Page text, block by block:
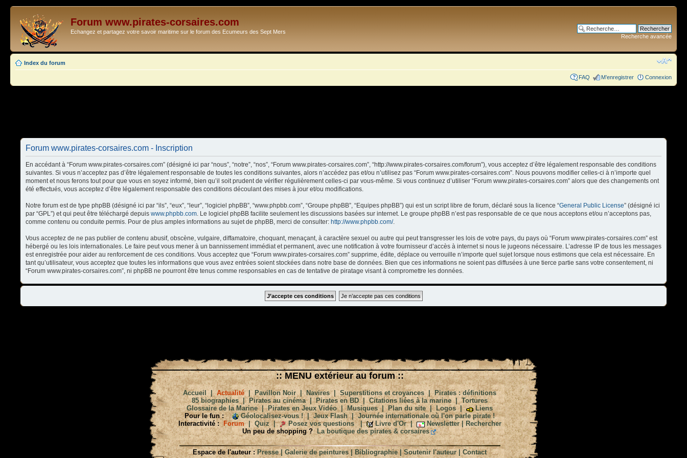
Forum www.pirates-corsaires.com
Echangez et partagez votre savoir maritime sur le forum des Ecumeurs des Sept Mers
Recherche avancée
Index du forum
FAQ M’enregistrer Connexion
Forum www.pirates-corsaires.com - Inscription
En accédant à “Forum www.pirates-corsaires.com” (désigné ici par “nous”, “notre”, “nos”, “Forum www.pirates-corsaires.com”, “http://www.pirates-corsaires.com/forum”), vous acceptez d’être légalement responsable des conditions
suivantes. Si vous n’acceptez pas d’être légalement responsable de toutes les conditions suivantes, alors n’accédez pas et/ou n’utilisez pas “Forum www.pirates-corsaires.com”. Nous pouvons modifier celles-ci à n’importe quel
moment et nous ferons tout pour que vous en soyez informé, bien qu’il soit prudent de vérifier régulièrement celles-ci par vous-même. Si vous continuez d’utiliser “Forum www.pirates-corsaires.com” alors que des changements ont
été effectués, vous acceptez d’être légalement responsable des conditions découlant des mises à jour et/ou modifications.
Notre forum est de type phpBB (désigné ici par “ils”, “eux”, “leur”, “logiciel phpBB”, “www.phpbb.com”, “Groupe phpBB”, “Equipes phpBB”) qui est un script libre de forum, déclaré sous la licence “General Public License” (désigné ici
par “GPL”) et qui peut être téléchargé depuis www.phpbb.com. Le logiciel phpBB facilite seulement les discussions basées sur internet. Le groupe phpBB n’est pas responsable de ce que nous acceptons et/ou n’acceptons pas,
comme contenu ou conduite permis. Pour de plus amples informations au sujet de phpBB, merci de consulter: http://www.phpbb.com/.
Vous acceptez de ne pas publier de contenu abusif, obscène, vulgaire, diffamatoire, choquant, menaçant, à caractère sexuel ou autre qui peut transgresser les lois de votre pays, du pays où “Forum www.pirates-corsaires.com” est
hébergé ou les lois internationales. Le faire peut vous mener à un bannissement immédiat et permanent, avec une notification à votre fournisseur d’accès à internet si nous le jugeons nécessaire. L’adresse IP de tous les messages
est enregistrée pour aider au renforcement de ces conditions. Vous acceptez que “Forum www.pirates-corsaires.com” supprime, édite, déplace ou verrouille n’importe quel sujet lorsque nous estimons que cela est nécessaire. En
tant qu’utilisateur, vous acceptez que toutes les informations que vous avez entrées soient stockées dans notre base de données. Bien que ces informations ne soient pas diffusées à une tierce partie sans votre consentement, ni
“Forum www.pirates-corsaires.com”, ni phpBB ne pourront être tenus comme responsables en cas de tentative de piratage visant à compromettre les données.
:: MENU extérieur au forum ::
Accueil |Actualité|Pavillon Noir|Navires|Superstitions et croyances|Pirates : définitions
85 biographies| Pirates au cinéma|Pirates en BD|Citations liées à la marine|Tortures
Glossaire de la Marine|Pirates en Jeux Vidéo|Musiques|Plan du site|Logos|
Liens
Pour le fun :
Géolocalisez-vous !|Jeux Flash|Journée internationale où l'on parle pirate !
Interactivité : Forum| Quiz| Posez vos questions| Livre d'Or| Newsletter| Rechercher
Un peu de shopping ?
La boutique des pirates & corsaires
Espace de l'auteur : Presse|Galerie de peintures|Bibliographie|Soutenir l'auteur|Contact